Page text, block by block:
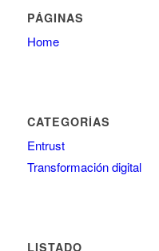
PÁGINAS
Home
CATEGORÍAS
Entrust
Transformación digital
LISTADO